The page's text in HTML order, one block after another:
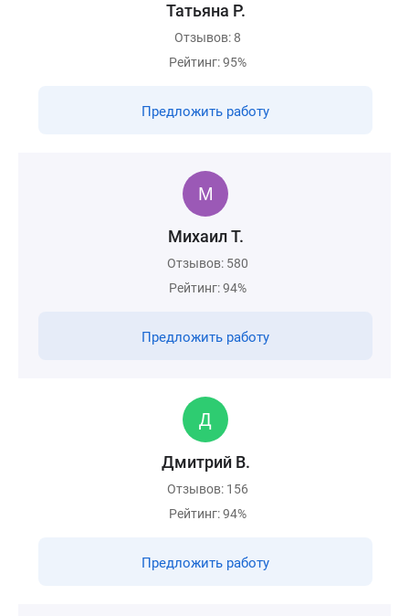
Татьяна Р.
Отзывов: 8
Рейтинг: 95%
Предложить работу
Михаил Т.
Отзывов: 580
Рейтинг: 94%
Предложить работу
Дмитрий В.
Отзывов: 156
Рейтинг: 94%
Предложить работу